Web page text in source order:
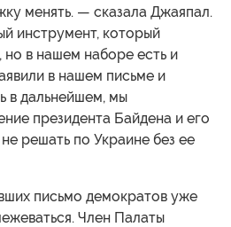
менять. — сказала Джаяпал.
инструмент, который
в нашем наборе есть и
в нашем письме и
в дальнейшем, мы
президента Байдена и его
решать по Украине без ее
письмо демократов уже
Член Палаты